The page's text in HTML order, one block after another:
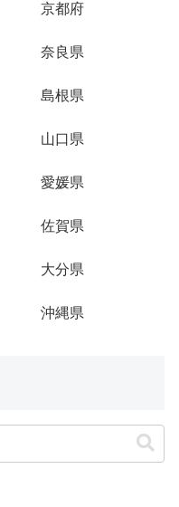
京都府
奈良県
島根県
山口県
愛媛県
佐賀県
大分県
沖縄県